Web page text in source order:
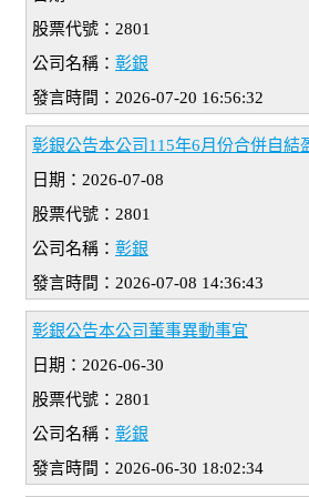
股票代號：2801
公司名稱： 彰銀
發言時間：2026-07-20 16:56:32
彰銀公告本公司115年6月份合併自結
日期：2026-07-08
股票代號：2801
公司名稱： 彰銀
發言時間：2026-07-08 14:36:43
彰銀公告本公司董事異動事宜
日期：2026-06-30
股票代號：2801
公司名稱： 彰銀
發言時間：2026-06-30 18:02:34